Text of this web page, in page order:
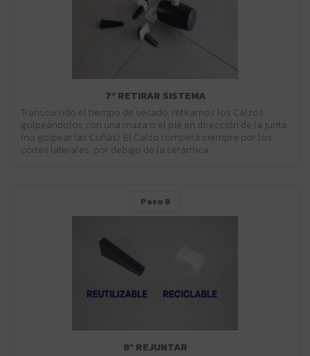
7º RETIRAR SISTEMA
Transcurrido el tiempo de secado, retiramos los Calzos
golpeándolos con una maza o el pie en dirección de la junta
(no golpear las Cuñas). El Calzo romperá siempre por los
cortes laterales, por debajo de la cerámica.
Paso 8
8º REJUNTAR